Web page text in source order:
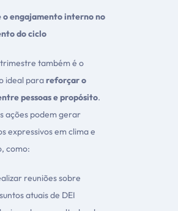
o engajamento interno no
do ciclo
também é o
ideal parareforçar o
pessoas e propósito.
ações podem gerar
expressivos em clima e
como:
reuniões sobre
atuais de DEI